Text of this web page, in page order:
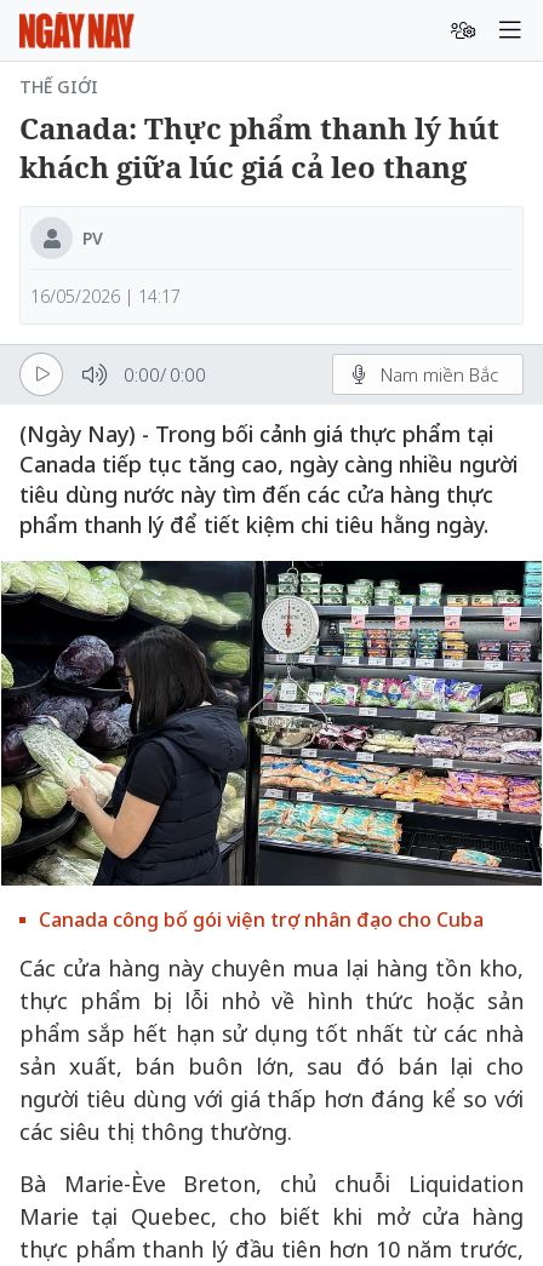
THẾ GIỚI
Canada: Thực phẩm thanh lý hút
khách giữa lúc giá cả leo thang
PV
16/05/2026 | 14:17
0:00/ 0:00 Nam miền Bắc
(Ngày Nay) - Trong bối cảnh giá thực phẩm tại
Canada tiếp tục tăng cao, ngày càng nhiều người
tiêu dùng nước này tìm đến các cửa hàng thực
phẩm thanh lý để tiết kiệm chi tiêu hằng ngày.
Canada công bố gói viện trợ nhân đạo cho Cuba
Các cửa hàng này chuyên mua lại hàng tồn kho,
thực phẩm bị lỗi nhỏ về hình thức hoặc sản
phẩm sắp hết hạn sử dụng tốt nhất từ các nhà
sản xuất, bán buôn lớn, sau đó bán lại cho
người tiêu dùng với giá thấp hơn đáng kể so với
các siêu thị thông thường.
Bà Marie-Ève Breton, chủ chuỗi Liquidation
Marie tại Quebec, cho biết khi mở cửa hàng
thực phẩm thanh lý đầu tiên hơn 10 năm trước,